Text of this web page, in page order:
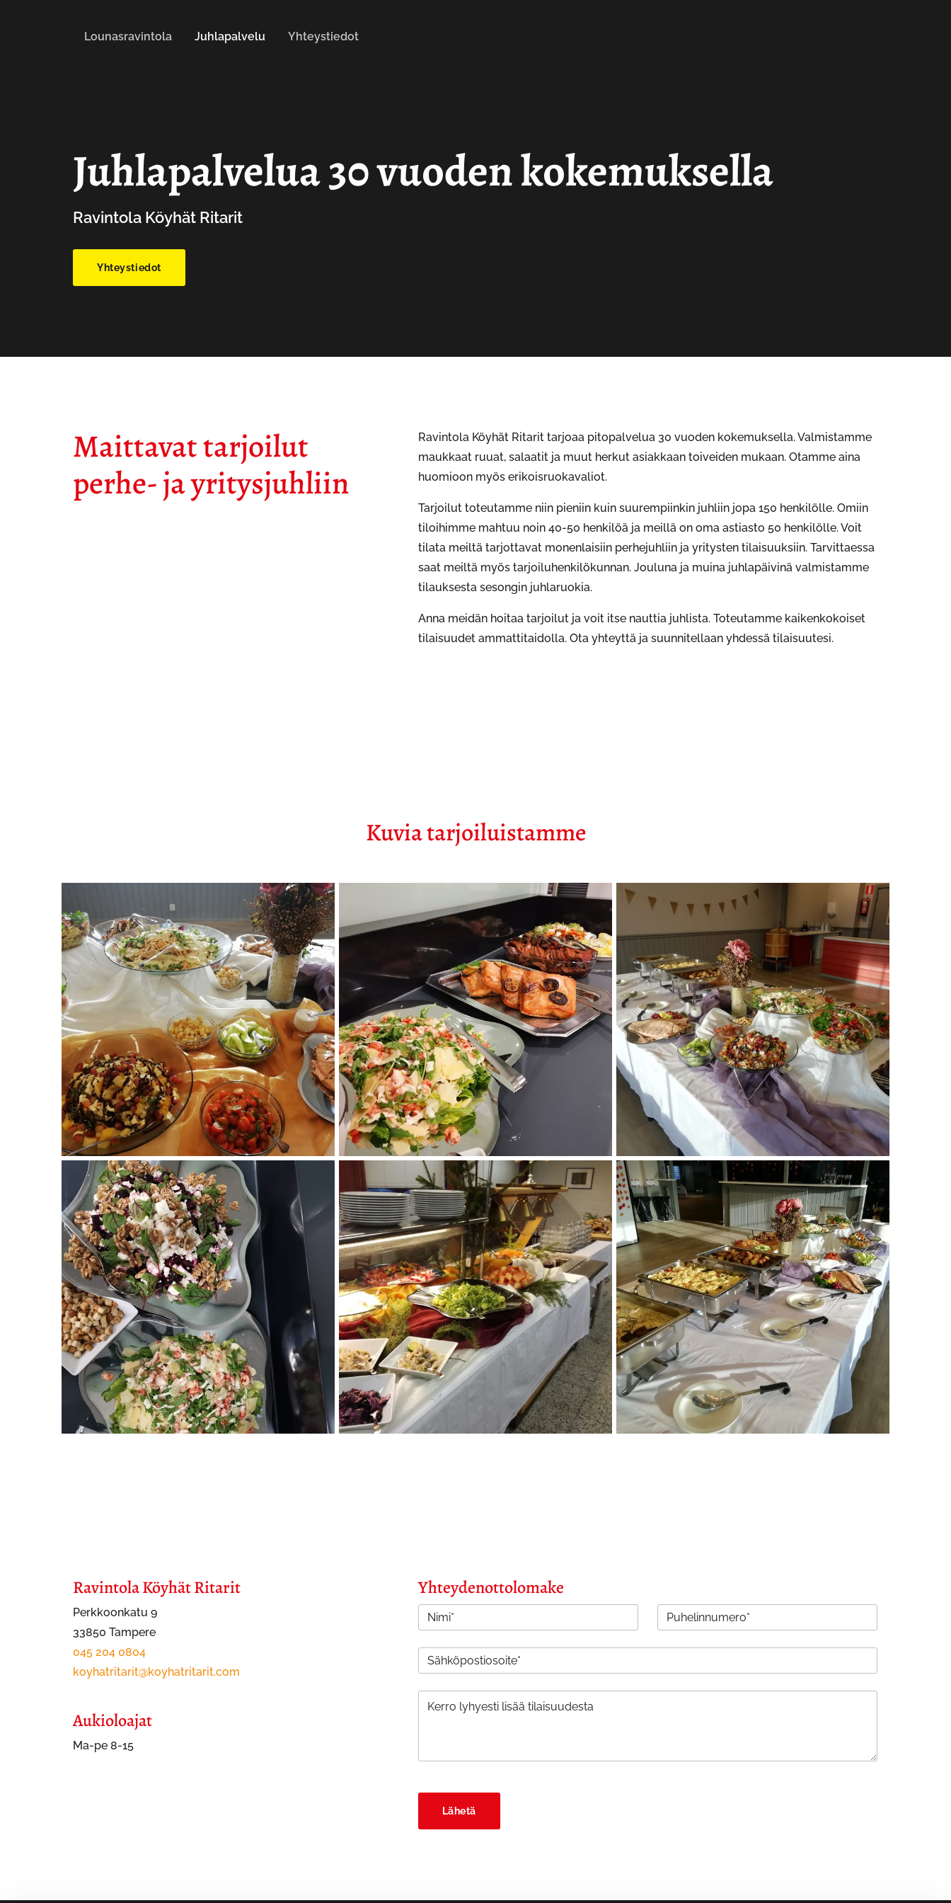
Lounasravintola
Juhlapalvelu Yhteystiedot
Juhlapalvelua 30 vuoden kokemuksella
Ravintola Köyhät Ritarit
Yhteystiedot
Maittavat tarjoilut
perhe- ja yritysjuhliin
Ravintola Köyhät Ritarit tarjoaa pitopalvelua 30 vuoden kokemuksella. Valmistamme
maukkaat ruuat, salaatit ja muut herkut asiakkaan toiveiden mukaan. Otamme aina
huomioon myös erikoisruokavaliot.
Tarjoilut toteutamme niin pieniin kuin suurempiinkin juhliin jopa 150 henkilölle. Omiin
tiloihimme mahtuu noin 40-50 henkilöä ja meillä on oma astiasto 50 henkilölle. Voit
tilata meiltä tarjottavat monenlaisiin perhejuhliin ja yritysten tilaisuuksiin. Tarvittaessa
saat meiltä myös tarjoiluhenkilökunnan. Jouluna ja muina juhlapäivinä valmistamme
tilauksesta sesongin juhlaruokia.
Anna meidän hoitaa tarjoilut ja voit itse nauttia juhlista. Toteutamme kaikenkokoiset
tilaisuudet ammattitaidolla. Ota yhteyttä ja suunnitellaan yhdessä tilaisuutesi.
Kuvia tarjoiluistamme
Ravintola Köyhät Ritarit
Perkkoonkatu 9
33850 Tampere
045 204 0804
koyhatritarit@koyhatritarit.com
Aukioloajat
Ma-pe 8-15
Yhteydenottolomake